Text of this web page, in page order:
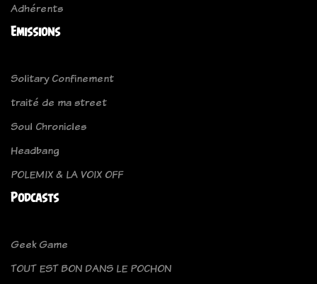
Adhérents
Emissions
Solitary Confinement
traité de ma street
Soul Chronicles
Headbang
POLEMIX & LA VOIX OFF
Podcasts
Geek Game
TOUT EST BON DANS LE POCHON